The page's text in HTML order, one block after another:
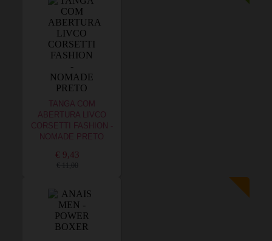
TANGA COM
ABERTURA LIVCO
CORSETTI FASHION -
NOMADE PRETO
€ 9,43
€ 11,00